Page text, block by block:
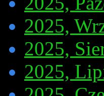
2025,
2025,
2025,